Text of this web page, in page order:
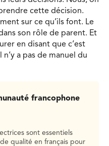
cette décision.
sur ce qu’ils font. Le
son rôle de parent. Et
en disant que c’est
a pas de manuel du
francophone
sont essentiels
qualité en français pour